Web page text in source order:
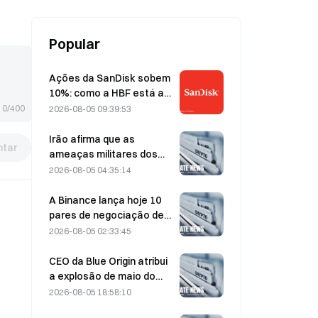
0/400
Popular
Ações da SanDisk sobem
10%: como a HBF está a
iniciar um novo ciclo de
poderão os resultados
financeiros validar a tese
de crescimento?
2026-08-05 09:39:53
Irão afirma que as
ameaças militares dos
EUA atrasam o acordo
de Ormuz, em 5 de agosto
2026-08-05 04:35:14
A Binance lança hoje 10
pares de negociação de
bStocks às 20:00 (UTC+8),
a 0.
2026-08-05 02:33:45
CEO da Blue Origin atribui
a explosão de maio do
New Glenn à falha de uma
2026-08-05 18:58:10